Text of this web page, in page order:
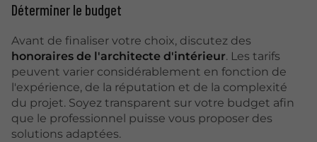
Déterminer le budget
Avant de finaliser votre choix, discutez des
honoraires de l'architecte d'intérieur. Les tarifs
peuvent varier considérablement en fonction de
l'expérience, de la réputation et de la complexité
du projet. Soyez transparent sur votre budget afin
que le professionnel puisse vous proposer des
solutions adaptées.